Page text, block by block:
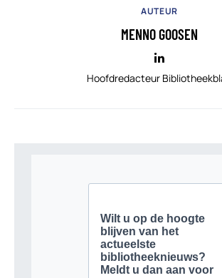
AUTEUR
MENNO GOOSEN
Hoofdredacteur